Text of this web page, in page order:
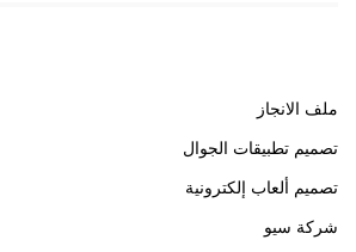
ملف الانجاز
تصميم تطبيقات الجوال
تصميم ألعاب إلكترونية
شركة سيو